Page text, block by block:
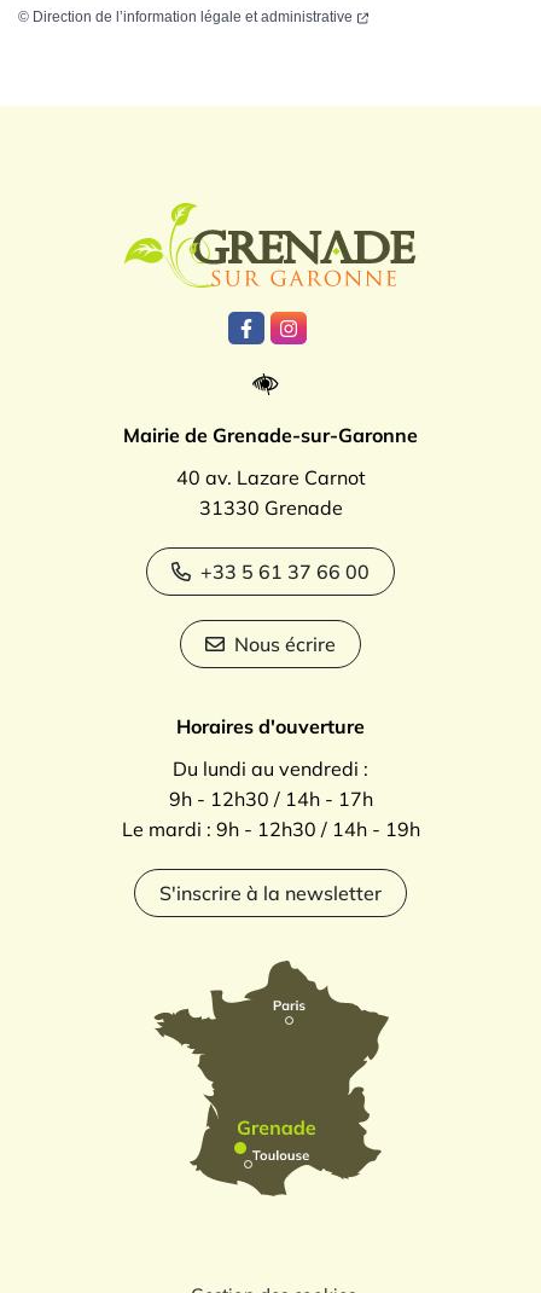
© Direction de l’information légale et administrative
Lien vers le compte Facebook
Lien vers le compte
Mairie de Grenade-sur-Garonne
40 av. Lazare Carnot
31330 Grenade
+33 5 61 37 66 00
Nous écrire
Horaires d'ouverture
Du lundi au vendredi :
9h - 12h30 / 14h - 17h
Le mardi : 9h - 12h30 / 14h - 19h
S'inscrire à la newsletter